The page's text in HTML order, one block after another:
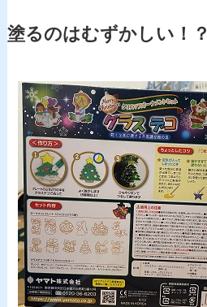
塗るのはむずかしい！？